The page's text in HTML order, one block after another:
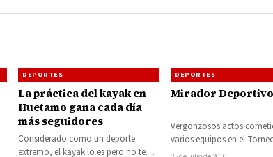
DEPORTES
La práctica del kayak en
Huetamo gana cada día
más seguidores
Considerado como un deporte
extremo, el kayak lo es pero no te
DEPORTES
Mirador Deportivo
Vergonzosos actos
varios equipos en el
Barrios 2010. Al Torneo de